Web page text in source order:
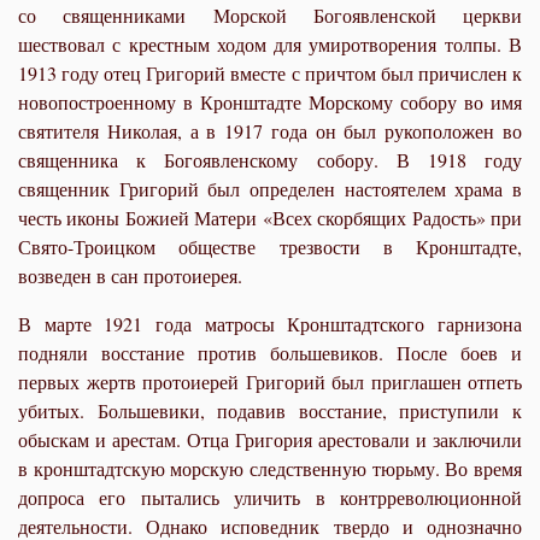
со священниками Морской Богоявленской церкви
шествовал с крестным ходом для умиротворения толпы. В
1913 году отец Григорий вместе с причтом был причислен к
новопостроенному в Кронштадте Морскому собору во имя
святителя Николая, а в 1917 года он был рукоположен во
священника к Богоявленскому собору. В 1918 году
священник Григорий был определен настоятелем храма в
честь иконы Божией Матери «Всех скорбящих Радость» при
Свято-Троицком обществе трезвости в Кронштадте,
возведен в сан протоиерея.
В марте 1921 года матросы Кронштадтского гарнизона
подняли восстание против большевиков. После боев и
первых жертв протоиерей Григорий был приглашен отпеть
убитых. Большевики, подавив восстание, приступили к
обыскам и арестам. Отца Григория арестовали и заключили
в кронштадтскую морскую следственную тюрьму. Во время
допроса его пытались уличить в контрреволюционной
деятельности. Однако исповедник твердо и однозначно